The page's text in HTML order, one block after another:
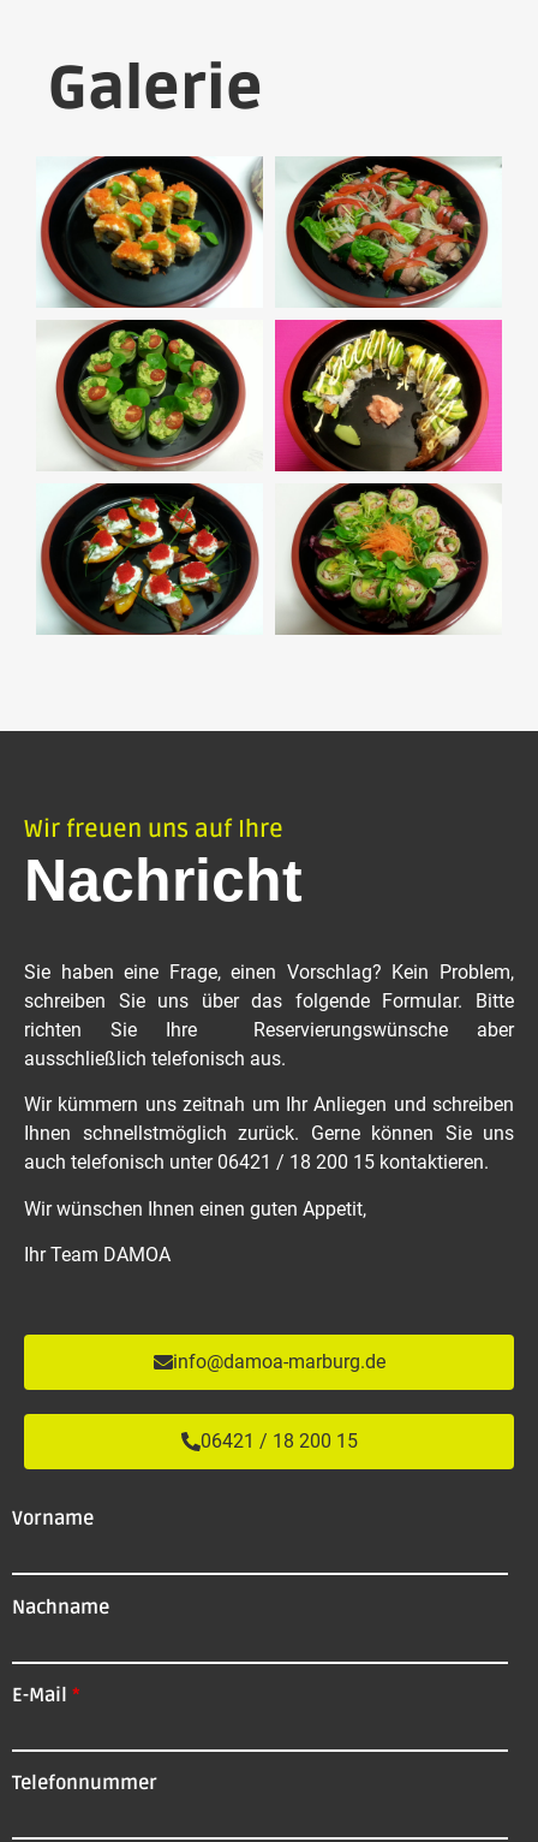
Galerie
Wir freuen uns auf Ihre
Nachricht
Sie haben eine Frage, einen Vorschlag? Kein Problem,
schreiben Sie uns über das folgende Formular. Bitte
richten Sie Ihre Reservierungswünsche aber
ausschließlich telefonisch aus.
Wir kümmern uns zeitnah um Ihr Anliegen und schreiben
Ihnen schnellstmöglich zurück. Gerne können Sie uns
auch telefonisch unter 06421 / 18 200 15 kontaktieren.
Wir wünschen Ihnen einen guten Appetit,
Ihr Team DAMOA
info@damoa-marburg.de
06421 / 18 200 15
Vorname
Nachname
E-Mail *
Telefonnummer